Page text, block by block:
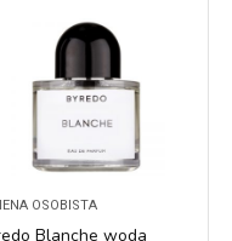
OSOBISTA
Blanche woda